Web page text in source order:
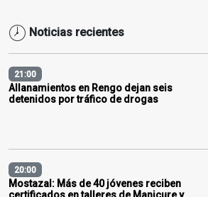
Noticias recientes
21:00
Allanamientos en Rengo dejan seis
detenidos por tráfico de drogas
20:00
Mostazal: Más de 40 jóvenes reciben
certificados en talleres de Manicure y